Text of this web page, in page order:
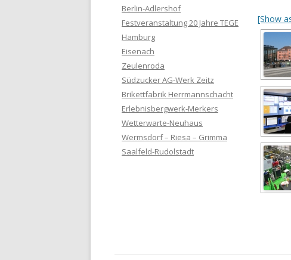
[Show
Berlin-Adlershof
Festveranstaltung 20 Jahre TEGE
Hamburg
Eisenach
Zeulenroda
Südzucker AG-Werk Zeitz
Brikettfabrik Herrmannschacht
Erlebnisbergwerk-Merkers
Wetterwarte-Neuhaus
Wermsdorf – Riesa – Grimma
Saalfeld-Rudolstadt